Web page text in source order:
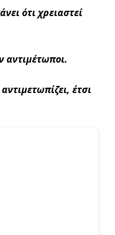
ότι χρειαστεί
αντιμέτωποι.
έτσι